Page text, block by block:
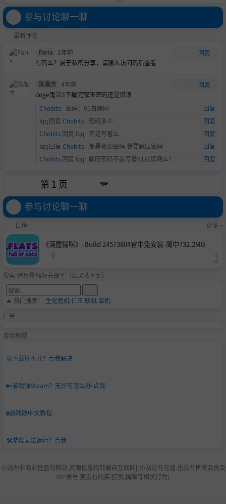
参与讨论聊一聊
最新评论
Faria
1年前
回复
有码么？属于私密分享，请输入访问码后查看
陈魔方 4年前
回复
doge鬼泣3下载完解压密码还是错误
Chobits: 密码：91白嫖网
回复
lqq 回复 Chobits: 密码多少
回复
Chobits 回复 lqq: 不是写着么
回复
lqq 回复 Chobits: 那是资源密码 我要解压密码
回复
Chobits 回复 lqq: 解压密码不是写着91白嫖网么？ 回复
参与讨论聊一聊
日榜 更多 »
《满屋猫咪》-Build 24573804官中免安装-简中732.2MB
0
搜索-请尽量缩短关键字（如果搜不到）
🔥 热门搜索： 生化危机仁王 联机单机
广告
游戏教程
🚀下载打不开？点我解决
🔑游戏弹Steam？无许可怎么办-点我
🌐游戏改中文教程
🛠️游戏无法运行？点我
小站为非商业性盈利网站,资源信息均转载自互联网|[小站没有充值.也没有售卖会员及
VIP账号.更没有购买,打赏,捐赠等相关行为]